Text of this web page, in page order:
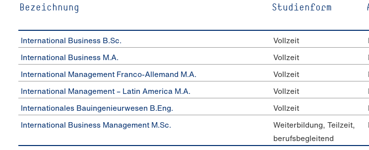
Foto: Katharina Dubno
Bezeichnung Studien­form
In­ter­na­tio­nal Busi­ness B.Sc. Vollzeit
In­ter­na­tio­nal Busi­ness M.A.
Vollzeit
In­ter­na­tio­nal Management Franco-Allemand M.A.
Vollzeit
In­ter­na­tio­nal Management – Latin America M.A.
Vollzeit
In­ter­na­tio­nales Bauingenieurwesen B.Eng.
Vollzeit
In­ter­na­tio­nal Busi­ness Management M.Sc.
Weiterbildung, Teilzeit,
berufsbegleitend